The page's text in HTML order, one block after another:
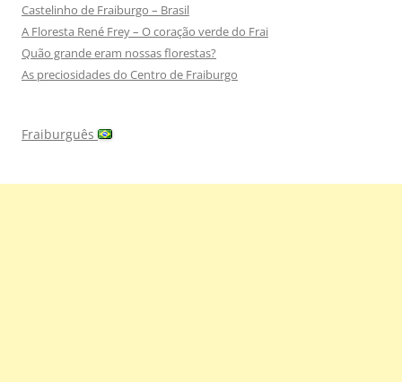
Castelinho de Fraiburgo – Brasil
A Floresta René Frey – O coração verde do Frai
Quão grande eram nossas florestas?
As preciosidades do Centro de Fraiburgo
Fraiburguês